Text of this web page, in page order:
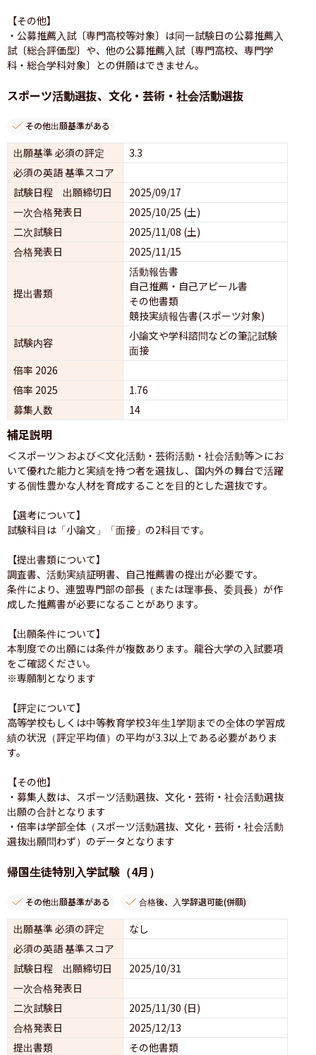
【その他】
・公募推薦入試〔専門高校等対象〕は同一試験日の公募推薦入
試〔総合評価型〕や、他の公募推薦入試〔専門高校、専門学
科・総合学科対象〕との併願はできません。
スポーツ活動選抜、文化・芸術・社会活動選抜
その他出願基準がある
出願基準 必須の評定
3.3
必須の英語 基準スコア
試験日程 出願締切日
2025/09/17
一次合格発表日
2025/10/25 (土)
二次試験日
2025/11/08 (土)
合格発表日
2025/11/15
提出書類
活動報告書
自己推薦・自己アピール書
その他書類
競技実績報告書(スポーツ対象)
試験内容
小論文や学科諮問などの筆記試験
面接
倍率 2026
倍率 2025
1.76
募集人数
14
補足説明
＜スポーツ＞および＜文化活動・芸術活動・社会活動等＞にお
いて優れた能力と実績を持つ者を選抜し、国内外の舞台で活躍
する個性豊かな人材を育成することを目的とした選抜です。
【選考について】
試験科目は「小論文」「面接」の2科目です。
【提出書類について】
調査書、活動実績証明書、自己推薦書の提出が必要です。
条件により、連盟専門部の部長（または理事長、委員長）が作
成した推薦書が必要になることがあります。
【出願条件について】
本制度での出願には条件が複数あります。龍谷大学の入試要項
をご確認ください。
※専願制となります
【評定について】
高等学校もしくは中等教育学校3年生1学期までの全体の学習成
績の状況（評定平均値）の平均が3.3以上である必要がありま
す。
【その他】
・募集人数は、スポーツ活動選抜、文化・芸術・社会活動選抜
出願の合計となります
・倍率は学部全体（スポーツ活動選抜、文化・芸術・社会活動
帰国生徒特別入学試験（4月）
その他出願基準がある 合格後、入学辞退可能(併願)
出願基準 必須の評定
なし
必須の英語 基準スコア
試験日程 出願締切日
2025/10/31
一次合格発表日
二次試験日
2025/11/30 (日)
合格発表日
2025/12/13
提出書類
その他書類